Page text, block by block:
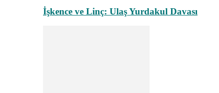
İşkence ve Linç: Ulaş Yurdakul Davası